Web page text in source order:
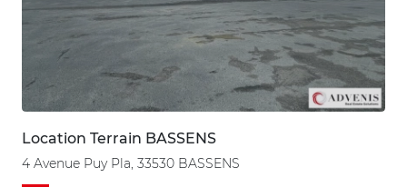
Location Terrain BASSENS
4 Avenue Puy Pla, 33530 BASSENS